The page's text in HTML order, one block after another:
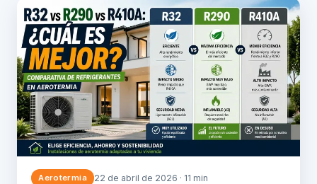
Aerotermia 22 de abril de 2026 · 11 min